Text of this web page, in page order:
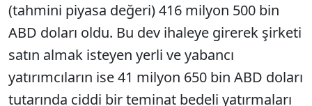
(tahmini piyasa değeri) 416 milyon 500 bin
ABD doları oldu. Bu dev ihaleye girerek şirketi
satın almak isteyen yerli ve yabancı
yatırımcıların ise 41 milyon 650 bin ABD doları
tutarında ciddi bir teminat bedeli yatırmaları